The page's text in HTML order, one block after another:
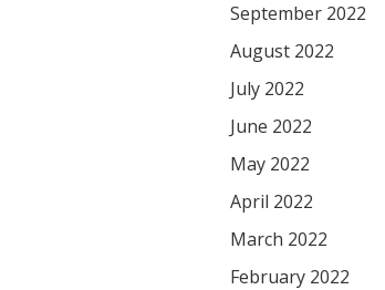
September 2022
August 2022
July 2022
June 2022
May 2022
April 2022
March 2022
February 2022